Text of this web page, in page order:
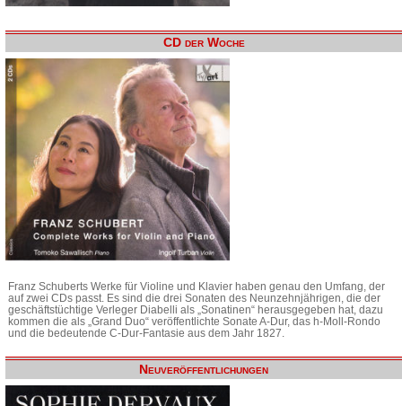
CD der Woche
Franz Schuberts Werke für Violine und Klavier haben genau den Umfang, der
auf zwei CDs passt. Es sind die drei Sonaten des Neunzehnjährigen, die der
geschäftstüchtige Verleger Diabelli als „Sonatinen“ herausgegeben hat, dazu
kommen die als „Grand Duo“ veröffentlichte Sonate A-Dur, das h-Moll-Rondo
und die bedeutende C-Dur-Fantasie aus dem Jahr 1827.
Neuveröffentlichungen